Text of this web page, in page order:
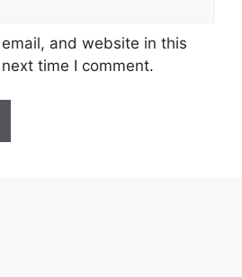
and website in this
time I comment.